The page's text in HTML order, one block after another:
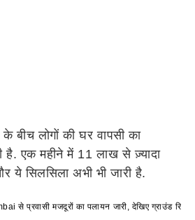
बीच लोगों की घर वापसी का
है. एक महीने में 11 लाख से ज़्यादा
ये सिलसिला अभी भी जारी है.
से प्रवासी मजदूरों का पलायन जारी, देखिए ग्राउंड रिपोर्ट